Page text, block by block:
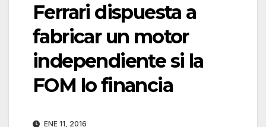
Ferrari dispuesta a
fabricar un motor
independiente si la
FOM lo financia
ENE 11, 2016